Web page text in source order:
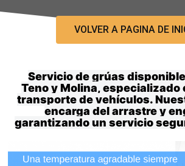
VOLVER A PAGINA DE
Servicio de grúas
Teno y Molina, especializado
transporte de vehículos.
encarga del arrastre y
garantizando un servicio